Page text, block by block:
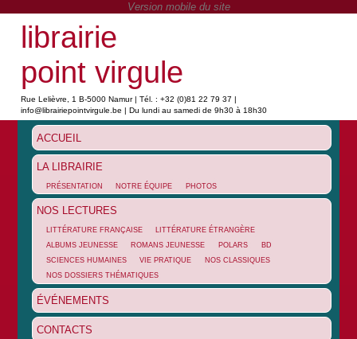
librairie
point virgule
Rue Lelièvre, 1 B-5000 Namur | Tél. : +32 (0)81 22 79 37 |
info@librairiepointvirgule.be | Du lundi au samedi de 9h30 à 18h30
ACCUEIL
LA LIBRAIRIE
PRÉSENTATION NOTRE ÉQUIPE PHOTOS
NOS LECTURES
LITTÉRATURE FRANÇAISE
LITTÉRATURE ÉTRANGÈRE
ALBUMS JEUNESSE
ROMANS JEUNESSE POLARS
BD
SCIENCES HUMAINES
VIE PRATIQUE
NOS CLASSIQUES
NOS DOSSIERS THÉMATIQUES
ÉVÉNEMENTS
CONTACTS